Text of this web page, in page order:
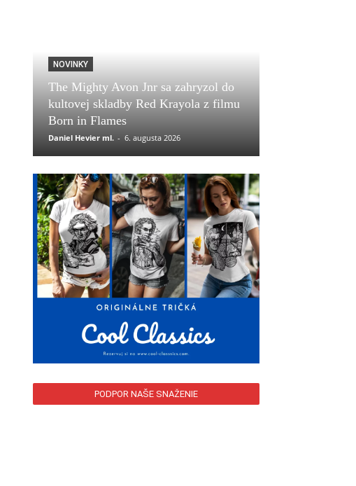
NOVINKY
The Mighty Avon Jnr sa zahryzol do
kultovej skladby Red Krayola z filmu
Born in Flames
Daniel Hevier ml. - 6. augusta 2026
PODPOR NAŠE SNAŽENIE